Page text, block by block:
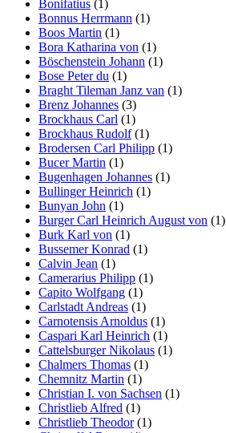
Bonifatius (1)
Bonnus Herrmann (1)
Boos Martin (1)
Bora Katharina von (1)
Böschenstein Johann (1)
Bose Peter du (1)
Braght Tileman Janz van (1)
Brenz Johannes (3)
Brockhaus Carl (1)
Brockhaus Rudolf(1)
Brodersen Carl Philipp (1)
Bucer Martin (1)
Bugenhagen Johannes (1)
Bullinger Heinrich (1)
Bunyan John (1)
Burger Carl Heinrich August von (1)
Burk Karl von (1)
Bussemer Konrad (1)
Calvin Jean (1)
Camerarius Philipp (1)
Capito Wolfgang (1)
Carlstadt Andreas (1)
Carnotensis Arnoldus (1)
Caspari Karl Heinrich (1)
Cattelsburger Nikolaus (1)
Chalmers Thomas (1)
Chemnitz Martin (1)
Christian I. von Sachsen (1)
Christlieb Alfred (1)
Christlieb Theodor(1)